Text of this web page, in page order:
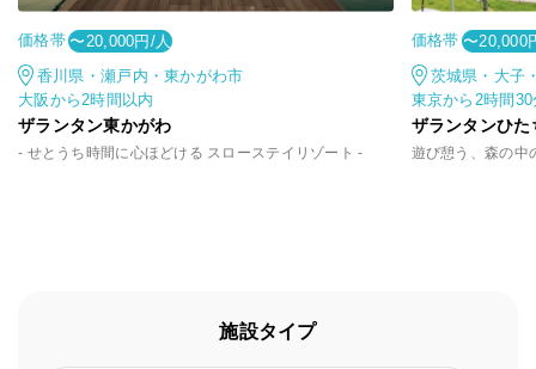
価格帯 〜20,000円/人
香川県・瀬戸内・東かがわ市
大阪から2時間以内
ザランタン東かがわ
- せとうち時間に心ほどける スローステイリゾート -
価格帯 〜20,000
茨城県・大子
東京から2時間
ザランタンひ
施設タイプ